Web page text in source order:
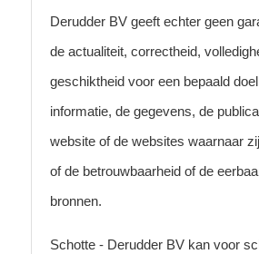
Derudder BV geeft echter geen
de actualiteit, correctheid,
geschiktheid voor een bepaald
informatie, de gegevens, de
website of de websites waarnaar
of de betrouwbaarheid of de
bronnen.
Schotte - Derudder BV kan voor